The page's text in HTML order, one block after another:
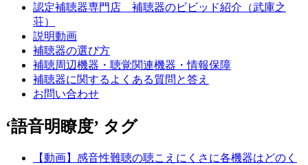
認定補聴器専門店 補聴器のビビッド紹介（武庫之
荘）
説明動画
補聴器の選び方
補聴周辺機器・聴覚関連機器・情報保障
補聴器に関するよくある質問と答え
お問い合わせ
‘語音明瞭度’ タグ
【動画】感音性難聴の聴こえにくさに各機器はどのく